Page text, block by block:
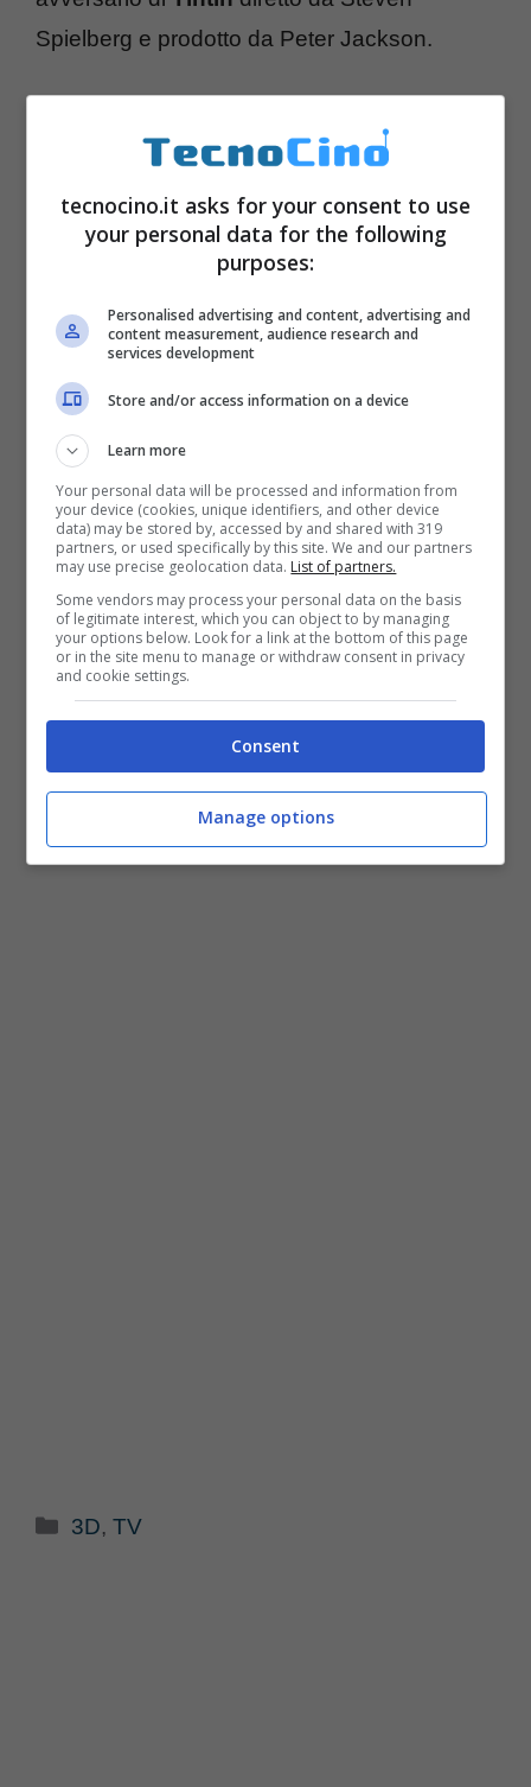
Spielberg e prodotto da Peter Jackson.
sono già stati programmati 19 film in 3D tra
cuiToy Story 3, Shrek Forever Aftere
Megamind, ma il messicano Guillermo Del
Toro vuole girare il suo
occhi il 3D, per tatto e olfatto una serie di
sensazioni (con vibrazioni, spruzzi d’acqua o
di aria) e fragranze diffuse in sala. Il 4D
renderà tutto più gradevole e coinvolgente o
solo piùfumettistico ?
Categorie
3D,TV
tecnocino.it asks for your consent to use
your personal data for the following
purposes:
Personalised advertising and content, advertising and
content measurement, audience research and
services development
Store and/or access information on a device
Learn more
Your personal data will be processed and information from
your device (cookies, unique identifiers, and other device
data) may be stored by, accessed by and shared with 319
partners, or used specifically by this site. We and our partners
may use precise geolocation data. List of partners.
Some vendors may process your personal data on the basis
of legitimate interest, which you can object to by managing
your options below. Look for a link at the bottom of this page
or in the site menu to manage or withdraw consent in privacy
and cookie settings.
Consent
Manage options